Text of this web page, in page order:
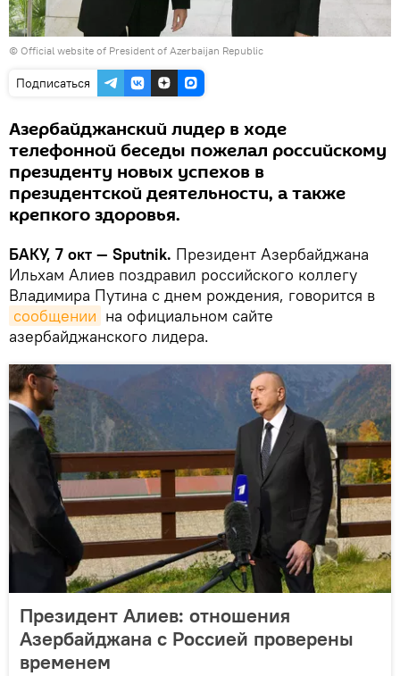
© Official website of President of Azerbaijan Republic
Подписаться
Азербайджанский лидер в ходе
телефонной беседы пожелал российскому
президенту новых успехов в
президентской деятельности, а также
крепкого здоровья.
БАКУ, 7 окт — Sputnik. Президент Азербайджана
Ильхам Алиев поздравил российского коллегу
Владимира Путина с днем рождения, говорится в
сообщении на официальном сайте
азербайджанского лидера.
Президент Алиев: отношения
Азербайджана с Россией проверены
временем